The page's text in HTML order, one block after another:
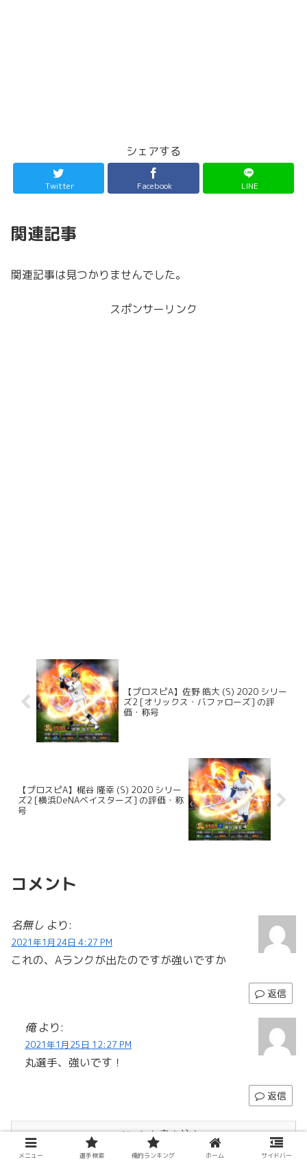
シェアする
Twitter Facebook LINE
関連記事
関連記事は見つかりませんでした。
スポンサーリンク
【プロスピA】佐野 皓大 (S) 2020 シリー
ズ2 [オリックス・バファローズ] の評
価・称号
【プロスピA】梶谷 隆幸 (S) 2020 シリー
ズ2 [横浜DeNAベイスターズ] の評価・称
号
コメント
名無し より:
2021年1月24日 4:27 PM
これの、Aランクが出たのですが強いですか
返信
俺 より:
2021年1月25日 12:27 PM
丸選手、強いです！
返信
コメントを書き込む
メニュー 選手検索 俺的ランキング ホーム サイドバー